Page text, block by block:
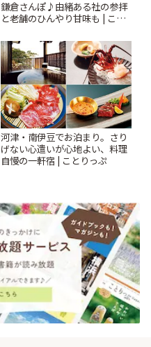
鎌倉さんぽ♪由緒ある社の参拝
と老舗のひんやり甘味も | こと
河津・南伊豆でお泊まり。さり
げない心遣いが心地よい、料理
自慢の一軒宿 | ことりっぷ